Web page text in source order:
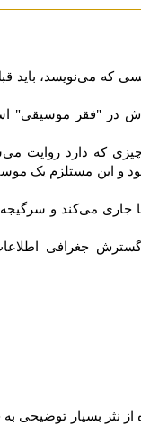
که می‌نویسد، باید
در "فقر موسیقی"
که دارد روایت
و این مستلزم یک
جاری می‌کند و
جغرافی
نثر بسیار توضیحی